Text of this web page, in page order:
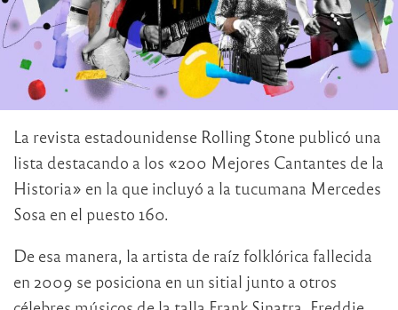
La revista estadounidense Rolling Stone publicó una
lista destacando a los «200 Mejores Cantantes de la
Historia» en la que incluyó a la tucumana Mercedes
Sosa en el puesto 160.
De esa manera, la artista de raíz folklórica fallecida
en 2009 se posiciona en un sitial junto a otros